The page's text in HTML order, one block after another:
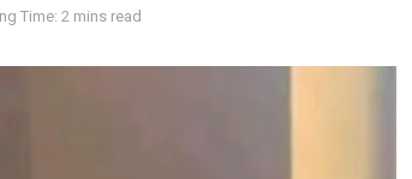
Time: 2 mins read